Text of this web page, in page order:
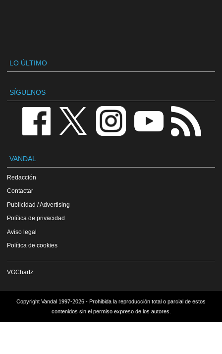
LO ÚLTIMO
SÍGUENOS
VANDAL
Redacción
Contactar
Publicidad / Advertising
Política de privacidad
Aviso legal
Política de cookies
VGChartz
Copyright Vandal 1997-2026 - Prohibida la reproducción total o parcial de estos
contenidos sin el permiso expreso de los autores.